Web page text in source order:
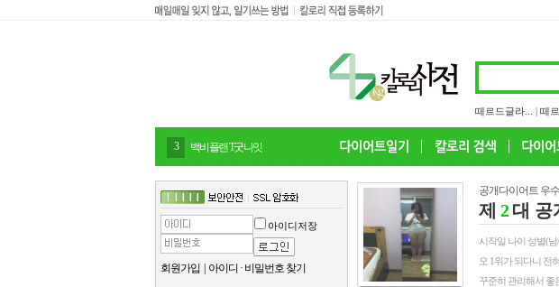
떼르드글라... 떼
4 감말랭이
아이디저장
회원가입 아이디 · 비밀번호 찾기
공개다이어트 우
제 2대 공
시작일 나이 성별(남
오 1위가 되다니 전
꾸준히 관리해서 좋